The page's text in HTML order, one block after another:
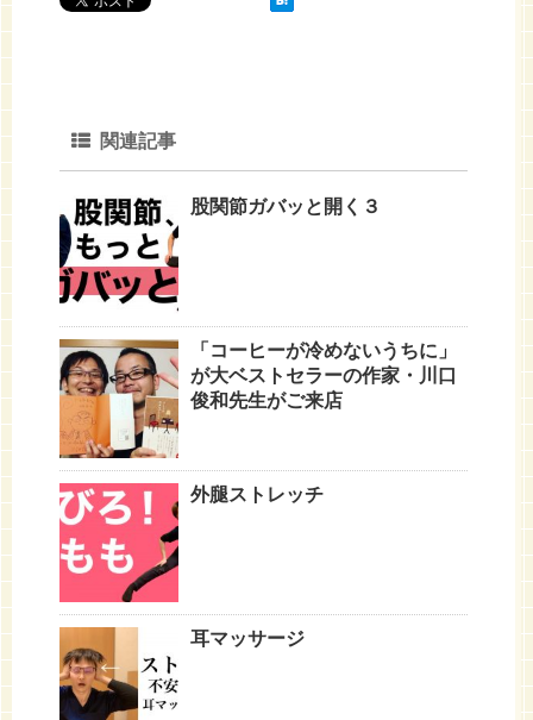
関連記事
股関節ガバッと開く３
「コーヒーが冷めないうちに」
が大ベストセラーの作家・川口
俊和先生がご来店
外腿ストレッチ
耳マッサージ